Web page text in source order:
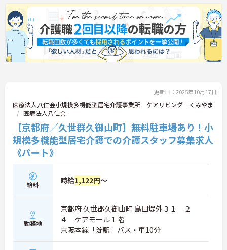
更新日：2025年10月17日
医療法人八仁会小規模多機能型居宅介護事業所 ケアリビング くみやま
医療法人八仁会
【京都府／久世群久御山町】無料駐車場あり！小
規模多機能型居宅介護での介護スタッフ募集求人
《パート》
給料 時給1,122円～
勤務地
京都府 久世郡久御山町 島田堤外３１－２
４ ケアモール１階
京阪本線「淀駅」バス・車10分